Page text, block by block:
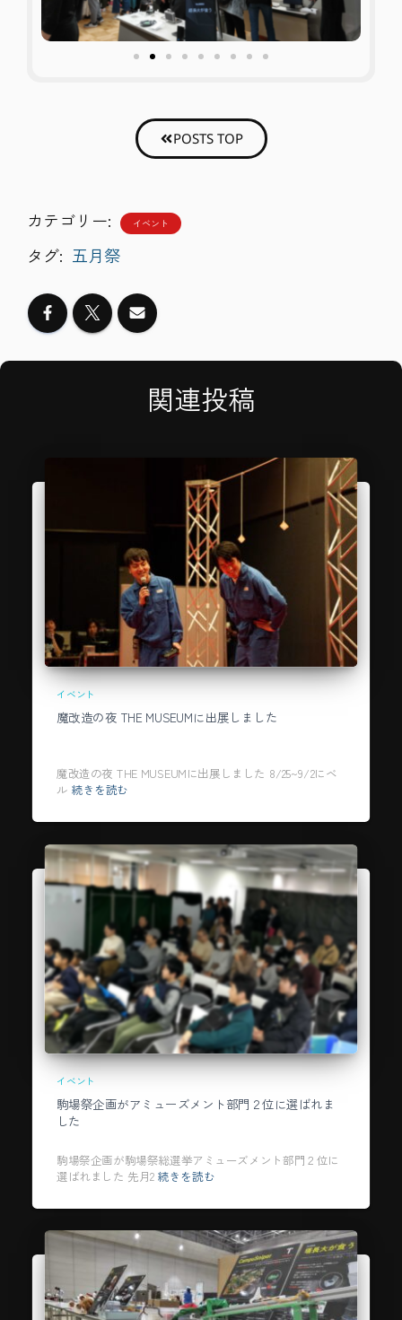
POSTS TOP
カテゴリー: イベント
タグ: 五月祭
関連投稿
イベント
魔改造の夜 THE MUSEUMに出展しました
魔改造の夜 THE MUSEUMに出展しました 8/25~9/2にベ
ル 続きを読む
イベント
駒場祭企画がアミューズメント部門２位に選ばれま
した
駒場祭企画が駒場祭総選挙アミューズメント部門２位に
選ばれました 先月2 続きを読む